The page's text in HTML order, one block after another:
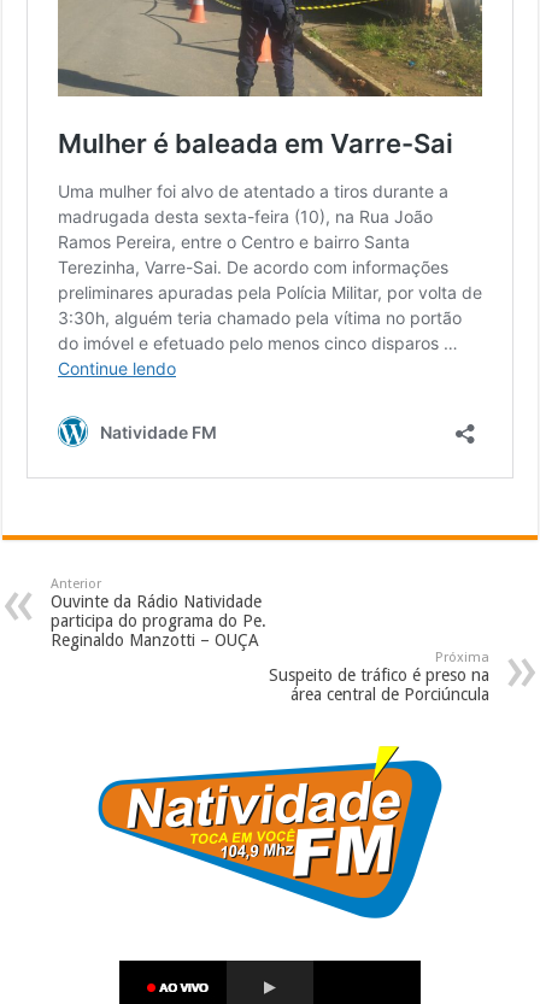
Anterior
Ouvinte da Rádio Natividade
participa do programa do Pe.
Reginaldo Manzotti – OUÇA
Próxima
Suspeito de tráfico é preso na
área central de Porciúncula